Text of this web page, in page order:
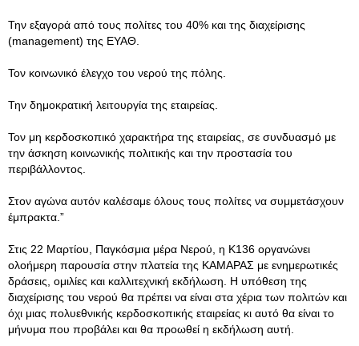
Την εξαγορά από τους πολίτες του 40% και της διαχείρισης
(management) της ΕΥΑΘ.
Τον κοινωνικό έλεγχο του νερού της πόλης.
Την δημοκρατική λειτουργία της εταιρείας.
Τον μη κερδοσκοπικό χαρακτήρα της εταιρείας, σε συνδυασμό με
την άσκηση κοινωνικής πολιτικής και την προστασία του
περιβάλλοντος.
Στον αγώνα αυτόν καλέσαμε όλους τους πολίτες να συμμετάσχουν
έμπρακτα.”
Στις 22 Μαρτίου, Παγκόσμια μέρα Νερού, η Κ136 οργανώνει
ολοήμερη παρουσία στην πλατεία της ΚΑΜΑΡΑΣ με ενημερωτικές
δράσεις, ομιλίες και καλλιτεχνική εκδήλωση. Η υπόθεση της
διαχείρισης του νερού θα πρέπει να είναι στα χέρια των πολιτών και
όχι μιας πολυεθνικής κερδοσκοπικής εταιρείας κι αυτό θα είναι το
μήνυμα που προβάλει και θα προωθεί η εκδήλωση αυτή.